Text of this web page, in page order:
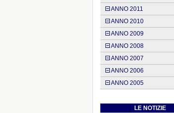
ANNO 2011
ANNO 2010
ANNO 2009
ANNO 2008
ANNO 2007
ANNO 2006
ANNO 2005
LE NOTIZIE